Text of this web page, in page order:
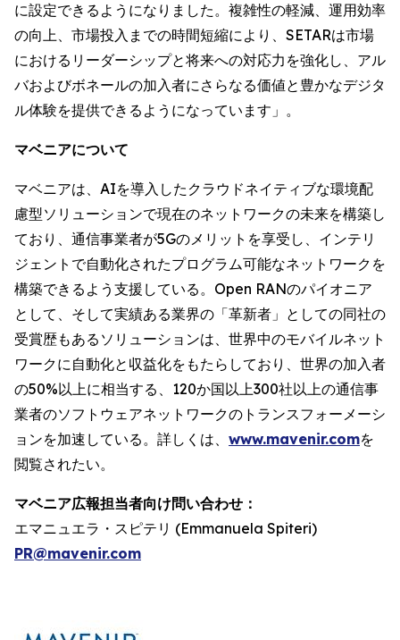
に設定できるようになりました。複雑性の軽減、運用効率
の向上、市場投入までの時間短縮により、SETARは市場
におけるリーダーシップと将来への対応力を強化し、アル
バおよびボネールの加入者にさらなる価値と豊かなデジタ
ル体験を提供できるようになっています」。
マベニアについて
マベニアは、AIを導入したクラウドネイティブな環境配
慮型ソリューションで現在のネットワークの未来を構築し
ており、通信事業者が5Gのメリットを享受し、インテリ
ジェントで自動化されたプログラム可能なネットワークを
構築できるよう支援している。Open RANのパイオニア
として、そして実績ある業界の「革新者」としての同社の
受賞歴もあるソリューションは、世界中のモバイルネット
ワークに自動化と収益化をもたらしており、世界の加入者
の50%以上に相当する、120か国以上300社以上の通信事
業者のソフトウェアネットワークのトランスフォーメーシ
ョンを加速している。詳しくは、 www.mavenir.comを
閲覧されたい。
マベニア広報担当者向け問い合わせ：
エマニュエラ・スピテリ (Emmanuela Spiteri)
PR@mavenir.com